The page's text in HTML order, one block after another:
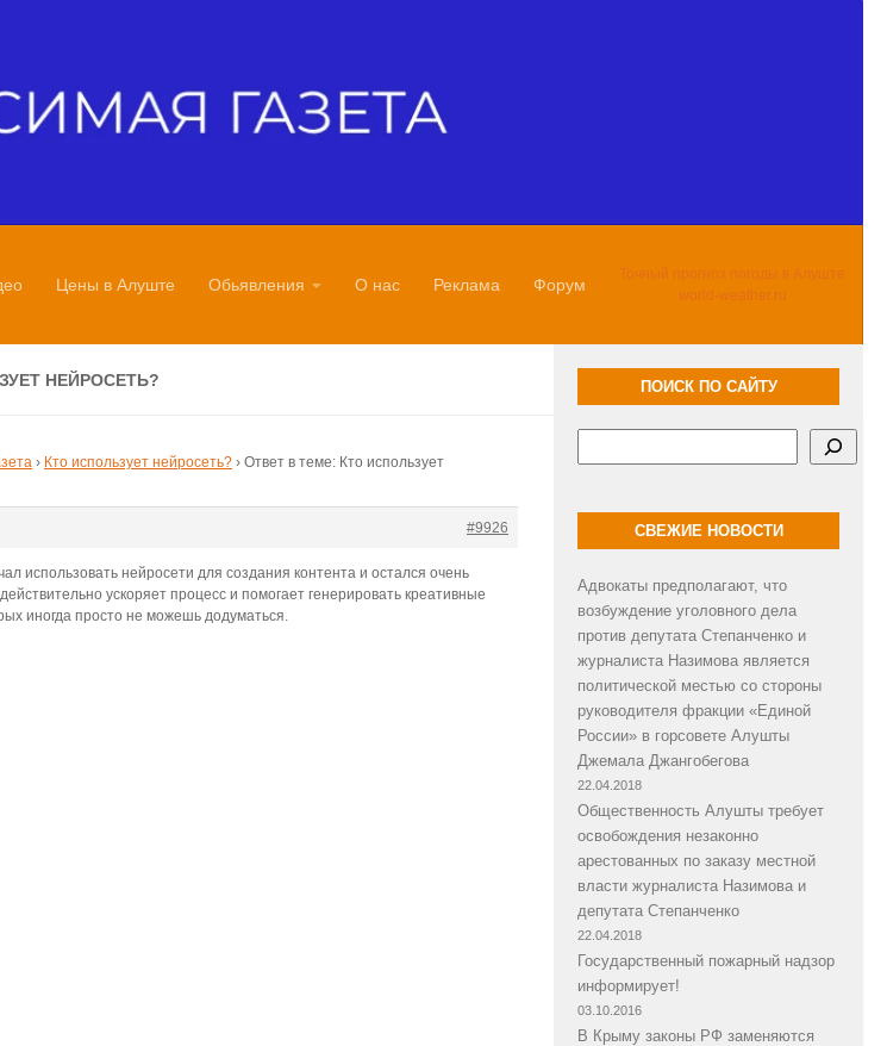
Цены в Алуште Обьявления О нас Реклама Форум
Точный прогноз погоды в Алуште
world-weather.ru
НЕЙРОСЕТЬ?
› Кто использует нейросеть? › Ответ в теме: Кто использует
#9926
использовать нейросети для создания контента и остался очень
ускоряет процесс и помогает генерировать креативные
иногда просто не можешь додуматься.
ПОИСК ПО САЙТУ
СВЕЖИЕ НОВОСТИ
Адвокаты предполагают, что
возбуждение уголовного дела
против депутата Степанченко и
журналиста Назимова является
политической местью со стороны
руководителя фракции «Единой
России» в горсовете Алушты
Джемала Джангобегова
22.04.2018
Общественность Алушты требует
освобождения незаконно
арестованных по заказу местной
власти журналиста Назимова и
депутата Степанченко
22.04.2018
Государственный пожарный надзор
информирует!
03.10.2016
В Крыму законы РФ заменяются